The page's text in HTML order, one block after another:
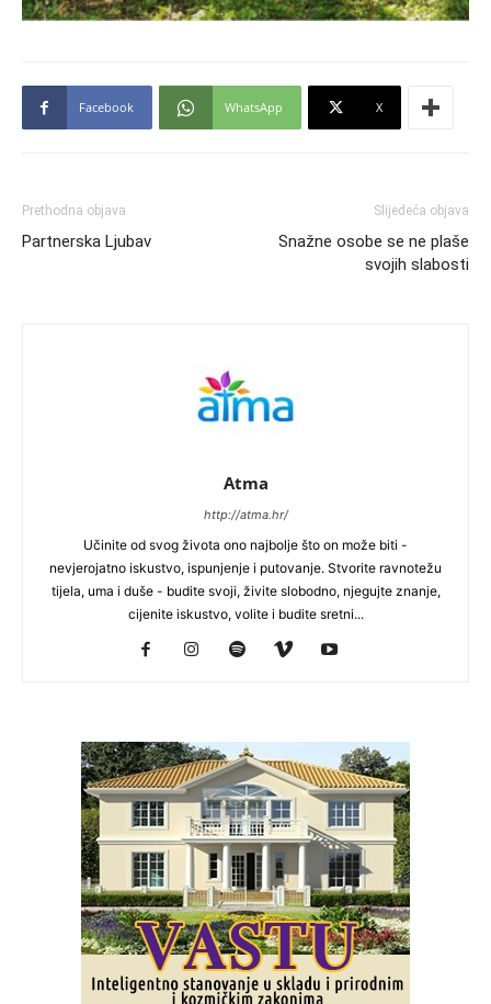
Facebook WhatsApp X
Prethodna objava
Partnerska Ljubav
Slijedeća objava
Snažne osobe se ne plaše
svojih slabosti
Atma
http://atma.hr/
Učinite od svog života ono najbolje što on može biti -
nevjerojatno iskustvo, ispunjenje i putovanje. Stvorite ravnotežu
tijela, uma i duše - budite svoji, živite slobodno, njegujte znanje,
cijenite iskustvo, volite i budite sretni...